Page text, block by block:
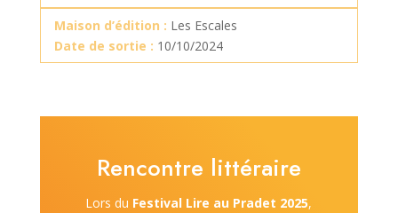
Maison d’édition : Les Escales
Date de sortie : 10/10/2024
Rencontre littéraire
Lors du Festival Lire au Pradet 2025,